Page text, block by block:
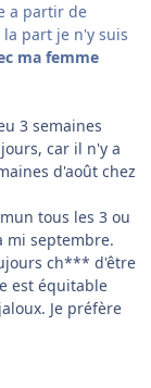
a partir de
part je n'y suis
ma femme
3 semaines
car il n'y a
d'août chez
tous les 3 ou
mi septembre.
ch*** d'être
est équitable
Je préfère